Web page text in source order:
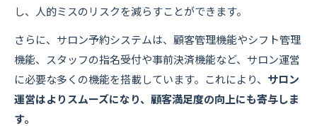
し、人的ミスのリスクを減らすことができます。
さらに、サロン予約システムは、顧客管理機能やシフト管理
機能、スタッフの指名受付や事前決済機能など、サロン運営
に必要な多くの機能を搭載しています。これにより、 サロン
運営はよりスムーズになり、顧客満足度の向上にも寄与しま
す。